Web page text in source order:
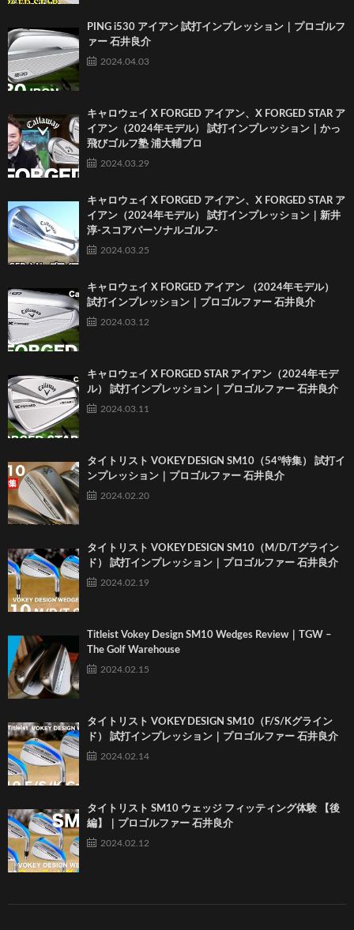
PING i530 アイアン 試打インプレッション｜プロゴルフ
ァー 石井良介
2024.04.03
キャロウェイ X FORGED アイアン、X FORGED STAR ア
イアン（2024年モデル） 試打インプレッション｜かっ
飛びゴルフ塾 浦大輔プロ
2024.03.29
キャロウェイ X FORGED アイアン、X FORGED STAR ア
イアン（2024年モデル） 試打インプレッション｜新井
淳-スコアパーソナルゴルフ-
2024.03.25
キャロウェイ X FORGED アイアン （2024年モデル）
試打インプレッション｜プロゴルファー 石井良介
2024.03.12
キャロウェイ X FORGED STAR アイアン（2024年モデ
ル） 試打インプレッション｜プロゴルファー 石井良介
2024.03.11
タイトリスト VOKEY DESIGN SM10（54°特集） 試打イ
ンプレッション｜プロゴルファー 石井良介
2024.02.20
タイトリスト VOKEY DESIGN SM10（M/D/Tグライン
ド） 試打インプレッション｜プロゴルファー 石井良介
2024.02.19
Titleist Vokey Design SM10 Wedges Review｜TGW –
The Golf Warehouse
2024.02.15
タイトリスト VOKEY DESIGN SM10（F/S/Kグライン
ド） 試打インプレッション｜プロゴルファー 石井良介
2024.02.14
タイトリスト SM10 ウェッジ フィッティング体験 【後
編】｜プロゴルファー 石井良介
2024.02.12